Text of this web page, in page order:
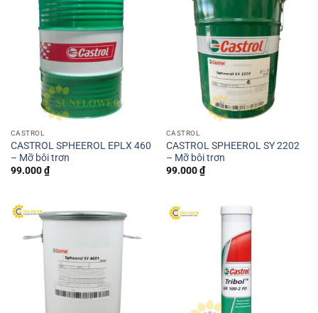
CASTROL
CASTROL SPHEEROL EPLX 460
– Mỡ bôi trơn
99.000₫
CASTROL
CASTROL SPHEEROL SY 2202
– Mỡ bôi trơn
99.000₫